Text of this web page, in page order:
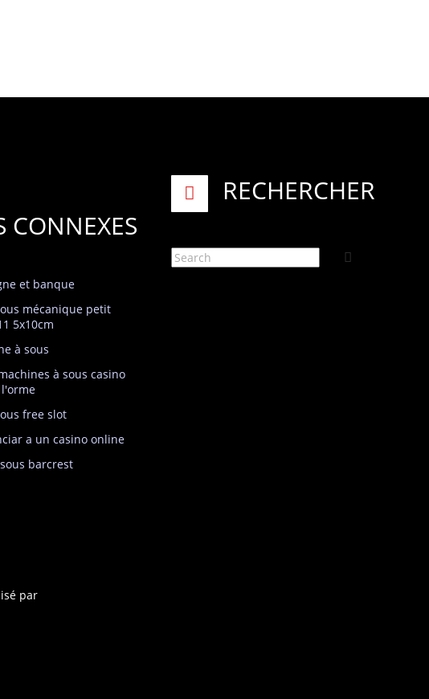
CONNEXES
et banque
mécanique petit
5x10cm
à sous
à sous casino
free slot
a un casino online
barcrest
RECHERCHER
par